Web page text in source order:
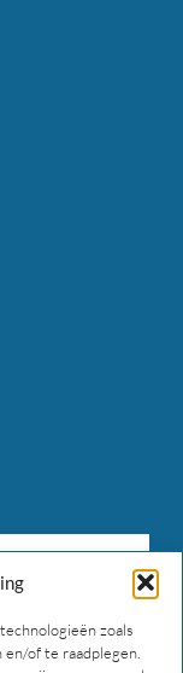
zoals
of te raadplegen.